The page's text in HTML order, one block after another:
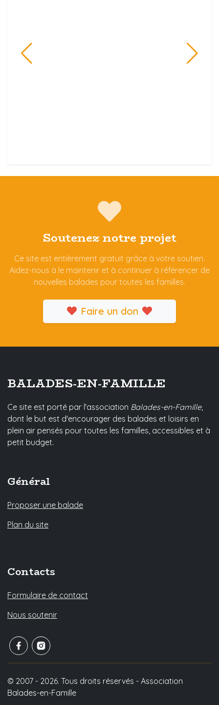
Soutenez notre projet
Ce site est entièrement gratuit grâce à votre soutien.
Aidez-nous à le maintenir et à continuer à référencer de
nouvelles balades pour toutes les familles.
Faire un don
BALADES-EN-FAMILLE
Ce site est porté par l'association Balades-en-Famille,
dont le but est d'encourager des balades et loisirs en
plein air pensés pour toutes les familles, accessibles et à
petit budget.
Général
Proposer une balade
Plan du site
Contacts
Formulaire de contact
Nous soutenir
© 2007 - 2026. Tous droits réservés - Association
Balades-en-Famille